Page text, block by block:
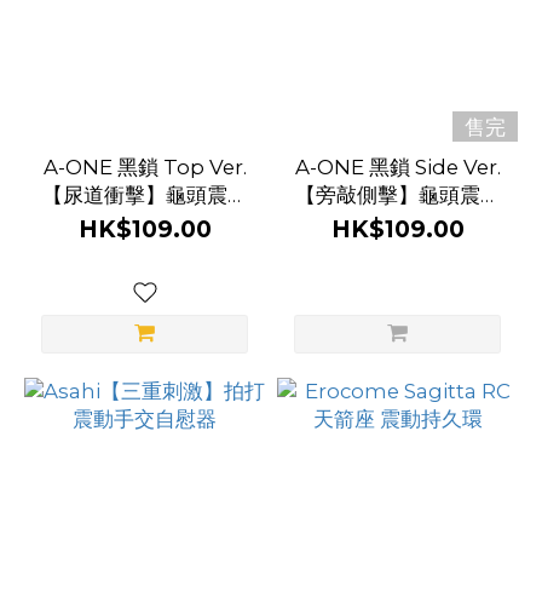
A-ONE 黑鎖 Top Ver.
【尿道衝擊】龜頭震動
器
HK$109.00
售完
A-ONE 黑鎖 Side Ver.
【旁敲側擊】龜頭震動
器
HK$109.00